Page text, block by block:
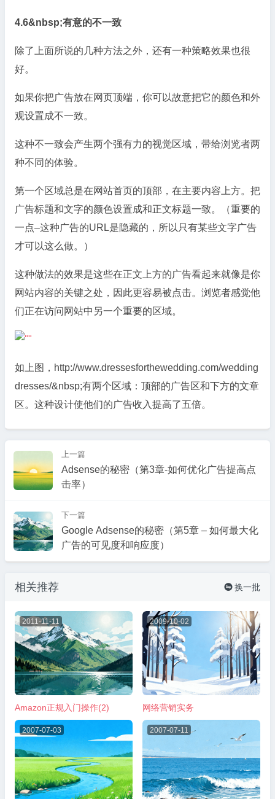
4.6&nbsp;有意的不一致
除了上面所说的几种方法之外，还有一种策略效果也很
好。
如果你把广告放在网页顶端，你可以故意把它的颜色和外
观设置成不一致。
这种不一致会产生两个强有力的视觉区域，带给浏览者两
种不同的体验。
第一个区域总是在网站首页的顶部，在主要内容上方。把
广告标题和文字的颜色设置成和正文标题一致。（重要的
一点–这种广告的URL是隐藏的，所以只有某些文字广告
才可以这么做。）
这种做法的效果是这些在正文上方的广告看起来就像是你
网站内容的关键之处，因此更容易被点击。浏览者感觉他
们正在访问网站中另一个重要的区域。
如上图，http://www.dressesforthewedding.com/wedding
dresses/&nbsp;有两个区域：顶部的广告区和下方的文章
区。这种设计使他们的广告收入提高了五倍。
上一篇
Adsense的秘密（第3章-如何优化广告提高点
击率）
下一篇
Google Adsense的秘密（第5章 – 如何最大化
广告的可见度和响应度）
相关推荐  换一批
2011-11-11
Amazon正规入门操作(2)
2009-10-02
网络营销实务
2007-07-03 2007-07-11